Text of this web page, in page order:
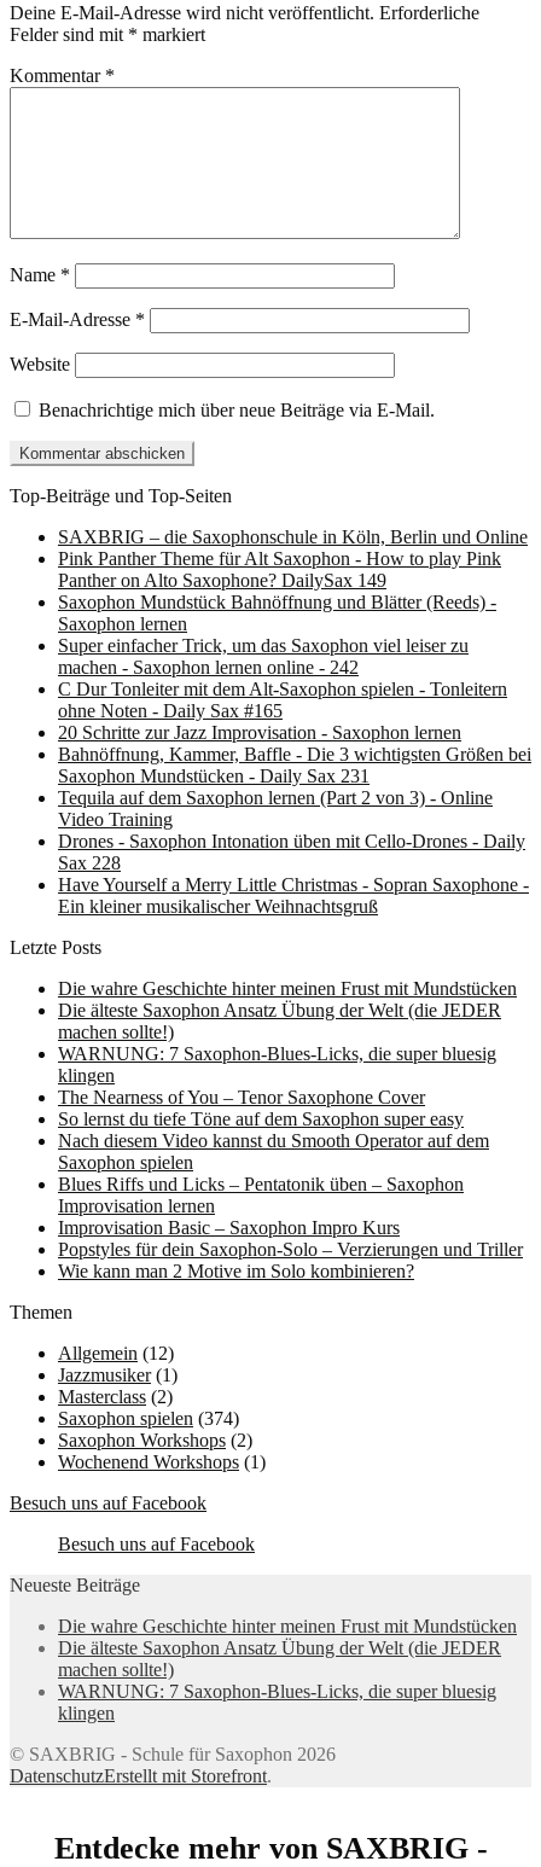
Deine E-Mail-Adresse wird nicht veröffentlicht. Erforderliche
Felder sind mit * markiert
Kommentar *
Name *
E-Mail-Adresse *
Website
Benachrichtige mich über neue Beiträge via E-Mail.
Top-Beiträge und Top-Seiten
SAXBRIG – die Saxophonschule in Köln, Berlin und Online
Pink Panther Theme für Alt Saxophon - How to play Pink
Panther on Alto Saxophone? DailySax 149
Saxophon Mundstück Bahnöffnung und Blätter (Reeds) -
Saxophon lernen
Super einfacher Trick, um das Saxophon viel leiser zu
machen - Saxophon lernen online - 242
C Dur Tonleiter mit dem Alt-Saxophon spielen - Tonleitern
ohne Noten - Daily Sax #165
20 Schritte zur Jazz Improvisation - Saxophon lernen
Bahnöffnung, Kammer, Baffle - Die 3 wichtigsten Größen bei
Saxophon Mundstücken - Daily Sax 231
Tequila auf dem Saxophon lernen (Part 2 von 3) - Online
Video Training
Drones - Saxophon Intonation üben mit Cello-Drones - Daily
Sax 228
Have Yourself a Merry Little Christmas - Sopran Saxophone -
Ein kleiner musikalischer Weihnachtsgruß
Letzte Posts
Die wahre Geschichte hinter meinen Frust mit Mundstücken
Die älteste Saxophon Ansatz Übung der Welt (die JEDER
machen sollte!)
WARNUNG: 7 Saxophon-Blues-Licks, die super bluesig
klingen
The Nearness of You – Tenor Saxophone Cover
So lernst du tiefe Töne auf dem Saxophon super easy
Nach diesem Video kannst du Smooth Operator auf dem
Saxophon spielen
Blues Riffs und Licks – Pentatonik üben – Saxophon
Improvisation lernen
Improvisation Basic – Saxophon Impro Kurs
Popstyles für dein Saxophon-Solo – Verzierungen und Triller
Wie kann man 2 Motive im Solo kombinieren?
Themen
Allgemein (12)
Jazzmusiker(1)
Masterclass (2)
Saxophon spielen (374)
Saxophon Workshops (2)
Wochenend Workshops (1)
Besuch uns auf Facebook
Besuch uns auf Facebook
Neueste Beiträge
Die wahre Geschichte hinter meinen Frust mit Mundstücken
Die älteste Saxophon Ansatz Übung der Welt (die JEDER
machen sollte!)
WARNUNG: 7 Saxophon-Blues-Licks, die super bluesig
klingen
© SAXBRIG - Schule für Saxophon 2026
DatenschutzErstellt mit Storefront.
Entdecke mehr von SAXBRIG -